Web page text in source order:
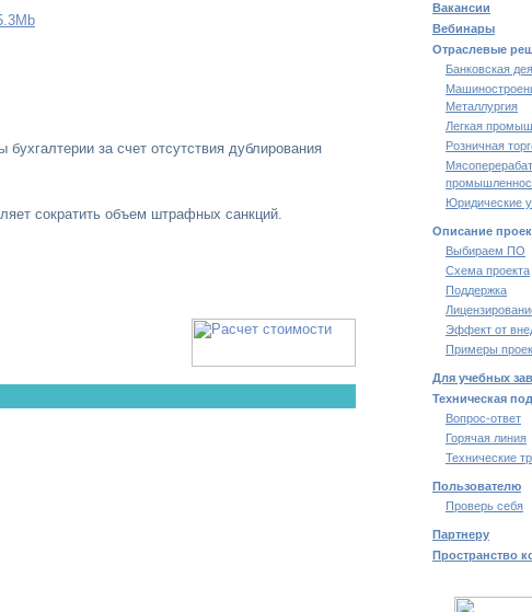
за счет отсутствия дублирования
сократить объем штрафных санкций.
Вакансии
Вебинары
Отраслевые
Банковская
Металлургия
Легкая
Розничная
Юридические
Описание
Выбираем ПО
Схема проекта
Поддержка
Эффект от
Примеры
Для учебных
Техническая
Вопрос-ответ
Горячая линия
Технические
Пользователю
Проверь себя
Партнеру
Пространство